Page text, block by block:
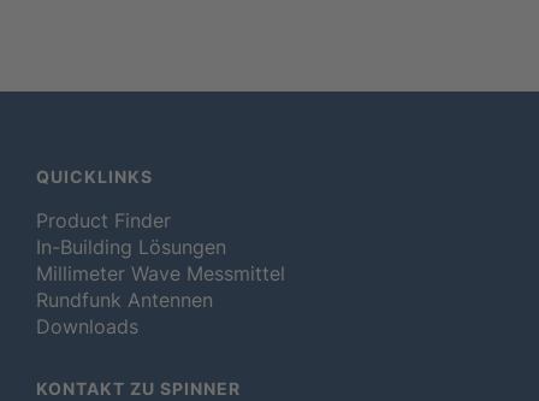
QUICKLINKS
Product Finder
In-Building Lösungen
Millimeter Wave Messmittel
Rundfunk Antennen
Downloads
KONTAKT ZU SPINNER